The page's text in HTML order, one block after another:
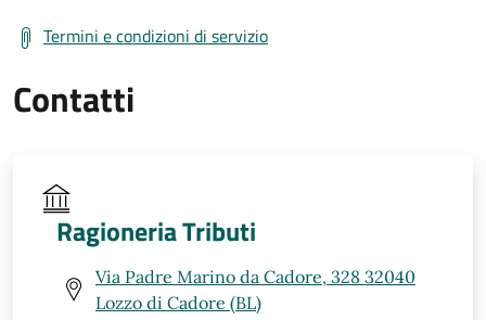
Termini e condizioni di servizio
Contatti
Ragioneria Tributi
Via Padre Marino da Cadore, 328 32040
Lozzo di Cadore (BL)